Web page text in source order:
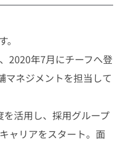
2020年7月にチーフへ登
マネジメントを担当して
活用し、採用グループ
ャリアをスタート。面